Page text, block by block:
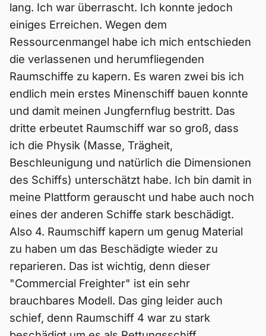
lang. Ich war überrascht. Ich konnte jedoch
einiges Erreichen. Wegen dem
Ressourcenmangel habe ich mich entschieden
die verlassenen und herumfliegenden
Raumschiffe zu kapern. Es waren zwei bis ich
endlich mein erstes Minenschiff bauen konnte
und damit meinen Jungfernflug bestritt. Das
dritte erbeutet Raumschiff war so groß, dass
ich die Physik (Masse, Trägheit,
Beschleunigung und natürlich die Dimensionen
des Schiffs) unterschätzt habe. Ich bin damit in
meine Plattform gerauscht und habe auch noch
eines der anderen Schiffe stark beschädigt.
Also 4. Raumschiff kapern um genug Material
zu haben um das Beschädigte wieder zu
reparieren. Das ist wichtig, denn dieser
"Commercial Freighter" ist ein sehr
brauchbares Modell. Das ging leider auch
schief, denn Raumschiff 4 war zu stark